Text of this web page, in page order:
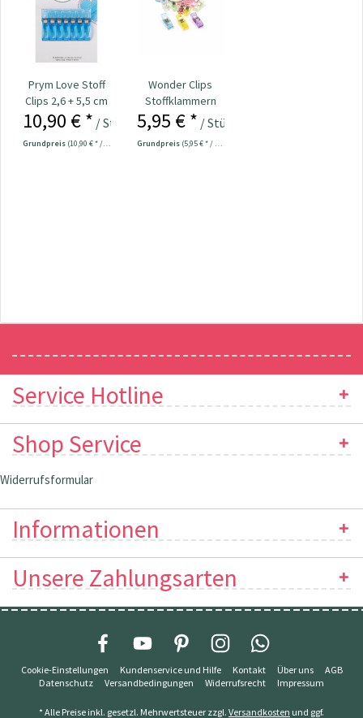
Prym Love Stoff
Clips 2,6 + 5,5 cm
Nr. 610182
10,90 € * / Stück
Grundpreis (10,90 € * / 1 Stück)
Wonder Clips
Stoffklammern
klein - 20 Stück
5,95 € * / Stück
Grundpreis (5,95 € * / 1 Stück)
Service Hotline
Shop Service
Widerrufsformular
Informationen
Unsere Zahlungsarten
Cookie-Einstellungen Kundenservice und Hilfe Kontakt Über uns
AGB
Datenschutz
Versandbedingungen Widerrufsrecht Impressum
* Alle Preise inkl. gesetzl. Mehrwertsteuer zzgl. Versandkosten und ggf.